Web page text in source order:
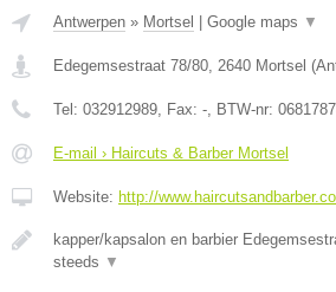
Antwerpen » Mortsel Google maps ▼
Edegemsestraat 78/80, 2640 Mortsel (
Tel: 032912989, Fax: -, BTW-nr:
E-mail › Haircuts & Barber Mortsel
Website: http://
kapper/kapsalon en barbier
steeds ▼